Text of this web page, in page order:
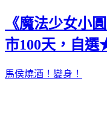
《魔法少女小
市100天，自
馬侯燒酒！變身！